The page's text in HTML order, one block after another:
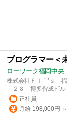
プログラマー＜
ローワーク福岡中央
株式会社ＦＩＴ’ｓ
－２８ 博多偕成ビル
正社員
月給 198,000円